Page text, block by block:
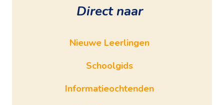
Direct naar
Nieuwe Leerlingen
Schoolgids
Informatieochtenden